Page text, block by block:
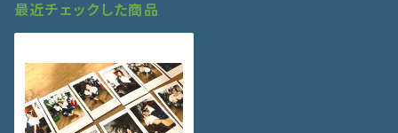
最近チェックした商品